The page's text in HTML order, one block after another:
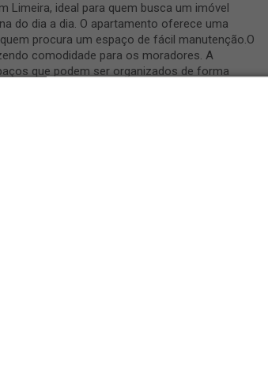
Limeira, ideal para quem busca um imóvel
do dia a dia. O apartamento oferece uma
procura um espaço de fácil manutenção.O
comodidade para os moradores. A
que podem ser organizados de forma
contribui para mais facilidade e organização
em laje com acabamento em gesso, este
estrutura para quem procura um imóvel para